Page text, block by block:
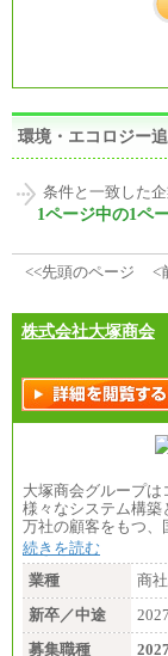
環境・エコロジー
条件と一致した
1ページ中の1ペ
<<先頭のページ
<
株式会社大塚商会
大塚商会グループ
様々なシステム構築
万社の顧客をもつ
続きを読む
業種
商
新卒／中途
募集職種